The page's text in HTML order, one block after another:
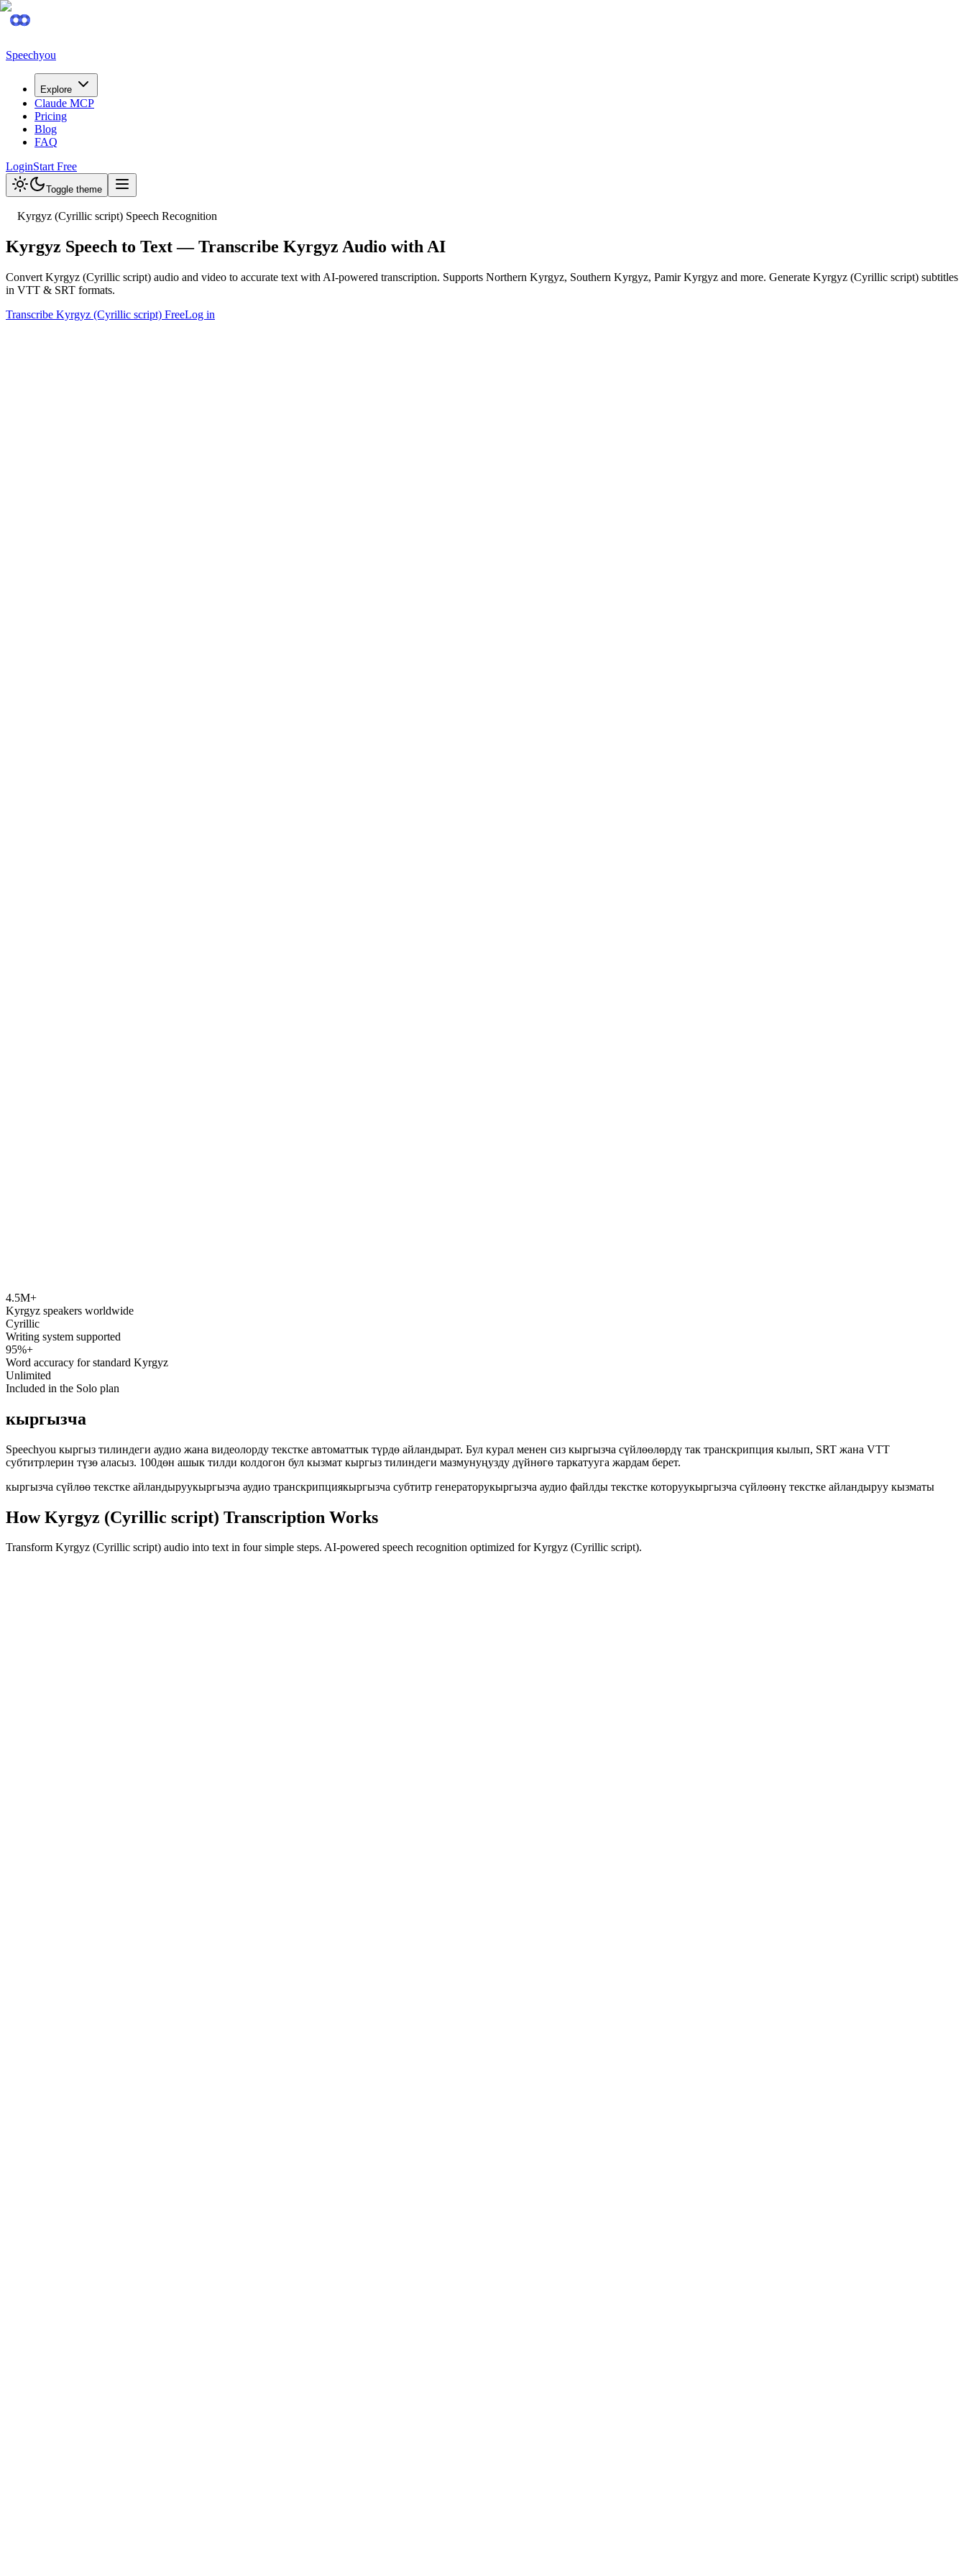
Speechyou
Explore
Claude MCP
Pricing
Blog
FAQ
LoginStart Free
Toggle theme
Kyrgyz (Cyrillic script) Speech Recognition
Kyrgyz Speech to Text — Transcribe Kyrgyz Audio with AI
Convert Kyrgyz (Cyrillic script) audio and video to accurate text with AI-powered transcription. Supports Northern Kyrgyz, Southern Kyrgyz, Pamir Kyrgyz and more. Generate Kyrgyz (Cyrillic script) subtitles
in VTT & SRT formats.
Transcribe Kyrgyz (Cyrillic script) FreeLog in
speechyou.com
4.5M+
Kyrgyz speakers worldwide
Cyrillic
Writing system supported
95%+
Word accuracy for standard Kyrgyz
Unlimited
Included in the Solo plan
кыргызча
Speechyou кыргыз тилиндеги аудио жана видеолорду текстке автоматтык түрдө айландырат. Бул курал менен сиз кыргызча сүйлөөлөрдү так транскрипция кылып, SRT жана VTT
субтитрлерин түзө аласыз. 100дөн ашык тилди колдогон бул кызмат кыргыз тилиндеги мазмунуңузду дүйнөгө таркатууга жардам берет.
кыргызча сүйлөө текстке айландыруукыргызча аудио транскрипциякыргызча субтитр генераторукыргызча аудио файлды текстке которуукыргызча сүйлөөнү текстке айландыруу кызматы
How Kyrgyz (Cyrillic script) Transcription Works
Transform Kyrgyz (Cyrillic script) audio into text in four simple steps. AI-powered speech recognition optimized for Kyrgyz (Cyrillic script).